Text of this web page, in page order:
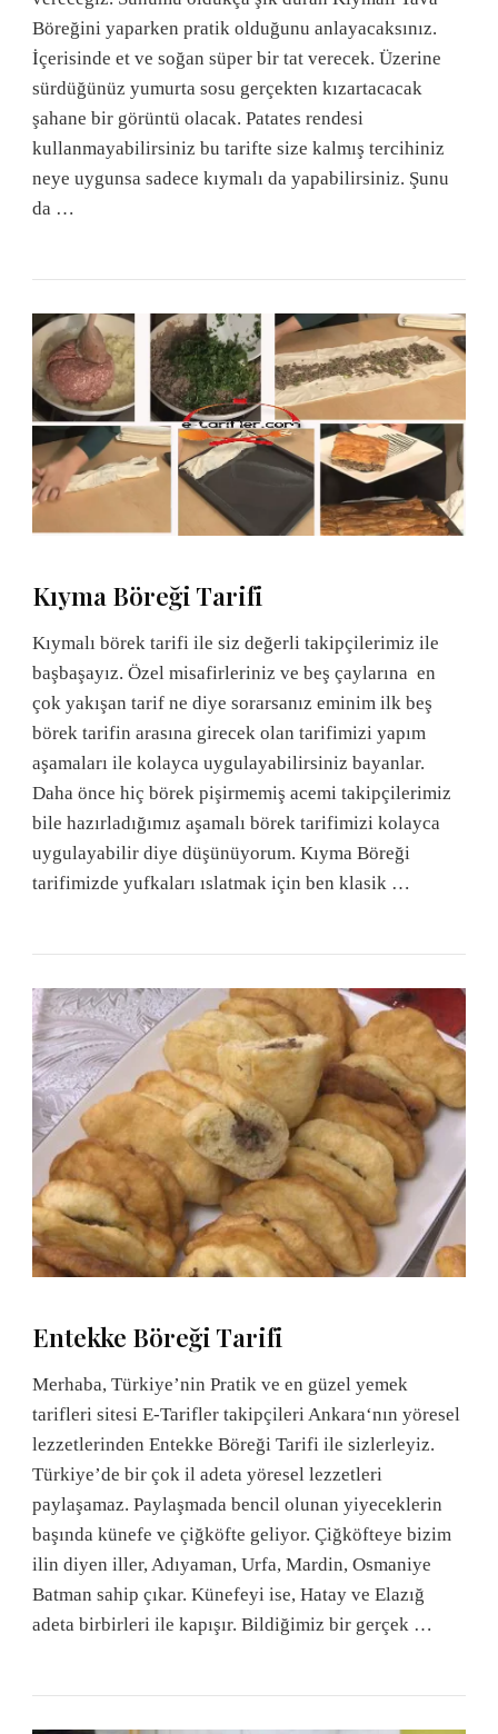
Böreğini yaparken pratik olduğunu anlayacaksınız.
İçerisinde et ve soğan süper bir tat verecek. Üzerine
sürdüğünüz yumurta sosu gerçekten kızartacacak
şahane bir görüntü olacak. Patates rendesi
kullanmayabilirsiniz bu tarifte size kalmış tercihiniz
neye uygunsa sadece kıymalı da yapabilirsiniz. Şunu
da …
Kıyma Böreği Tarifi
Kıymalı börek tarifi ile siz değerli takipçilerimiz ile
başbaşayız. Özel misafirleriniz ve beş çaylarına en
çok yakışan tarif ne diye sorarsanız eminim ilk beş
börek tarifin arasına girecek olan tarifimizi yapım
aşamaları ile kolayca uygulayabilirsiniz bayanlar.
Daha önce hiç börek pişirmemiş acemi takipçilerimiz
bile hazırladığımız aşamalı börek tarifimizi kolayca
uygulayabilir diye düşünüyorum. Kıyma Böreği
tarifimizde yufkaları ıslatmak için ben klasik …
Entekke Böreği Tarifi
Merhaba, Türkiye’nin Pratik ve en güzel yemek
tarifleri sitesi E-Tarifler takipçileri Ankara‘nın yöresel
lezzetlerinden Entekke Böreği Tarifi ile sizlerleyiz.
Türkiye’de bir çok il adeta yöresel lezzetleri
paylaşamaz. Paylaşmada bencil olunan yiyeceklerin
başında künefe ve çiğköfte geliyor. Çiğköfteye bizim
ilin diyen iller, Adıyaman, Urfa, Mardin, Osmaniye
Batman sahip çıkar. Künefeyi ise, Hatay ve Elazığ
adeta birbirleri ile kapışır. Bildiğimiz bir gerçek …